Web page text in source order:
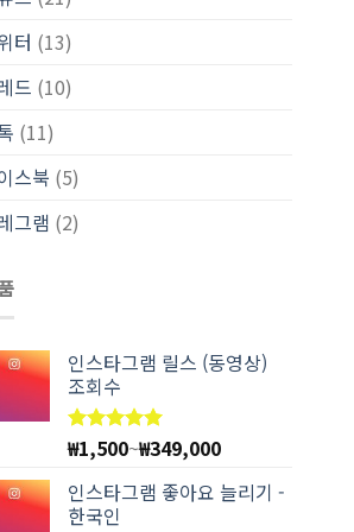
터 (13)
드 (10)
(11)
스북 (5)
그램 (2)
인스타그램 릴스 (동영상)
조회수
5 중에서
4.97
평가됨
₩1,500~₩349,000
인스타그램 좋아요 늘리기 -
한국인